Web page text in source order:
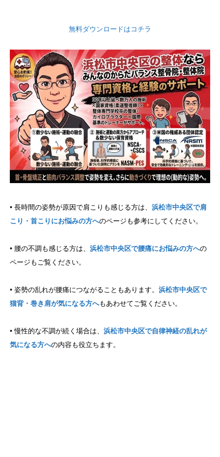
無料ダウンロードはコチラ
• 長時間の姿勢が原因で肩こりも感じる方は、 浜松市中央区で肩
こり・首こりにお悩みの方へのページも参考にしてください。
• 腰の不調も感じる方は、 浜松市中央区で腰痛にお悩みの方への
ページもご覧ください。
• 姿勢の乱れが腰痛につながることもあります。 浜松市中央区で
猫背・巻き肩が気になる方へもあわせてご覧ください。
• 慢性的な不調が続く場合は、 浜松市中央区で自律神経の乱れが
気になる方への内容も役立ちます。